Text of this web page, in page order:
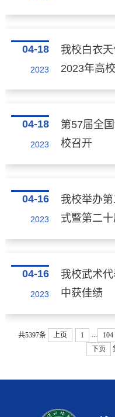
04-18
2023
我校白衣
2023年高
04-18
2023
第57届全
校召开
04-16
2023
我校举办
式暨第二
04-16
2023
我校武术
中获佳绩
共5397条 上页 1 104
下页